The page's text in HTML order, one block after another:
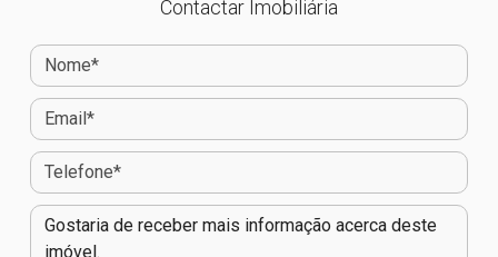
Contactar Imobiliária